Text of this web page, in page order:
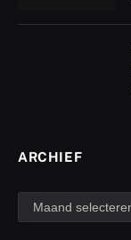
ARCHIEF
archief